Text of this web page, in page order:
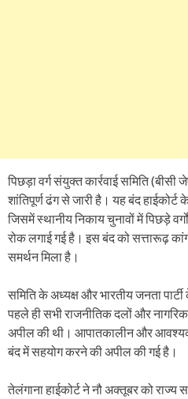
पिछड़ा वर्ग संयुक्त कार्रवाई समिति
शांतिपूर्ण ढंग से जारी है। यह बंद
जिसमें स्थानीय निकाय चुनावों में पिछड़े
रोक लगाई गई है। इस बंद को सत्तारूढ़
समर्थन मिला है।
समिति के अध्यक्ष और भारतीय जनता
पहले ही सभी राजनीतिक दलों और
अपील की थी। आपातकालीन और
बंद में सहयोग करने की अपील की गई है।
तेलंगाना हाईकोर्ट ने नौ अक्तूबर को